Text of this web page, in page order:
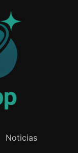
Noticias